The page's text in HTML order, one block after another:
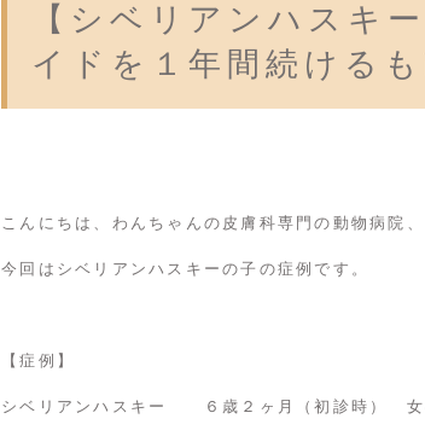
【シベリアンハスキ
イドを１年間続ける
こんにちは、わんちゃんの皮膚科専門の動物病院
今回はシベリアンハスキーの子の症例です。
【症例】
シベリアンハスキー ６歳２ヶ月（初診時） 女